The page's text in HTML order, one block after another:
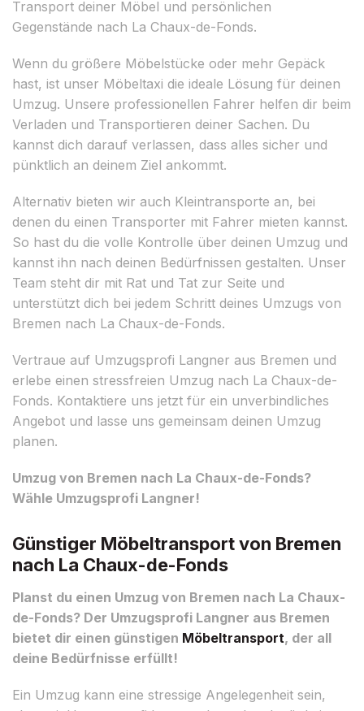
Transport deiner Möbel und persönlichen
Gegenstände nach La Chaux-de-Fonds.
Wenn du größere Möbelstücke oder mehr Gepäck
hast, ist unser Möbeltaxi die ideale Lösung für deinen
Umzug. Unsere professionellen Fahrer helfen dir beim
Verladen und Transportieren deiner Sachen. Du
kannst dich darauf verlassen, dass alles sicher und
pünktlich an deinem Ziel ankommt.
Alternativ bieten wir auch Kleintransporte an, bei
denen du einen Transporter mit Fahrer mieten kannst.
So hast du die volle Kontrolle über deinen Umzug und
kannst ihn nach deinen Bedürfnissen gestalten. Unser
Team steht dir mit Rat und Tat zur Seite und
unterstützt dich bei jedem Schritt deines Umzugs von
Bremen nach La Chaux-de-Fonds.
Vertraue auf Umzugsprofi Langner aus Bremen und
erlebe einen stressfreien Umzug nach La Chaux-de-
Fonds. Kontaktiere uns jetzt für ein unverbindliches
Angebot und lasse uns gemeinsam deinen Umzug
planen.
Umzug von Bremen nach La Chaux-de-Fonds?
Wähle Umzugsprofi Langner!
Günstiger Möbeltransport von Bremen
nach La Chaux-de-Fonds
Planst du einen Umzug von Bremen nach La Chaux-
de-Fonds? Der Umzugsprofi Langner aus Bremen
bietet dir einen günstigen Möbeltransport, der all
deine Bedürfnisse erfüllt!
Ein Umzug kann eine stressige Angelegenheit sein,